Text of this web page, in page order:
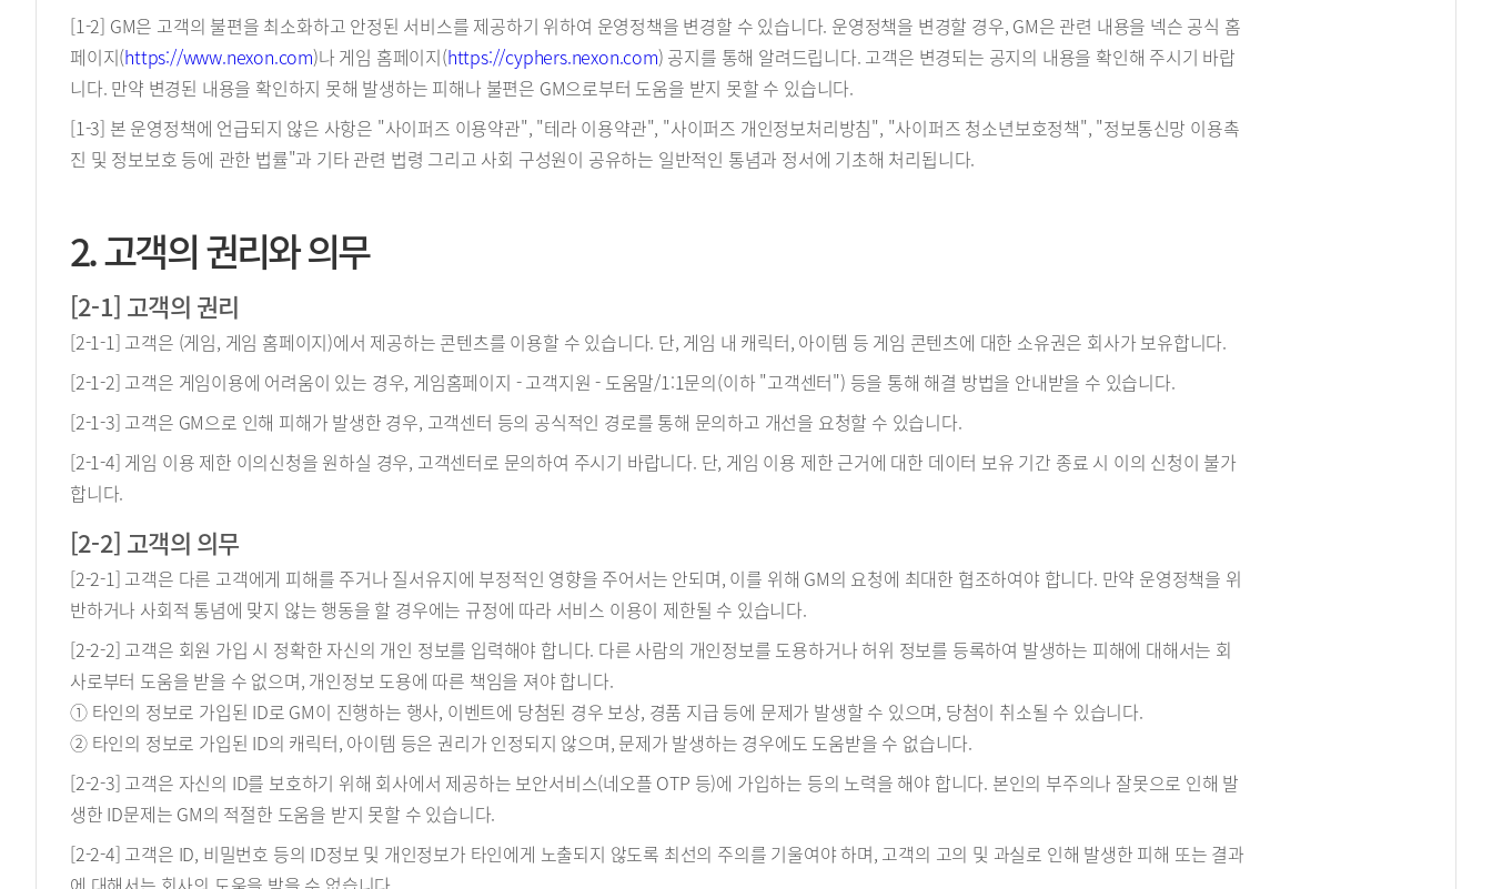
[1-2] GM은 고객의 불편을 최소화하고 안정된 서비스를 제공하기 위하여 운영정책을 변경할 수 있습니다. 운영정책을 변경할 경우, GM은 관련 내용을 넥슨 공식 홈
페이지(https://www.nexon.com)나 게임 홈페이지(https://cyphers.nexon.com) 공지를 통해 알려드립니다. 고객은 변경되는 공지의 내용을 확인해 주시기 바랍
니다. 만약 변경된 내용을 확인하지 못해 발생하는 피해나 불편은 GM으로부터 도움을 받지 못할 수 있습니다.
[1-3] 본 운영정책에 언급되지 않은 사항은 "사이퍼즈 이용약관", "테라 이용약관", "사이퍼즈 개인정보처리방침", "사이퍼즈 청소년보호정책", "정보통신망 이용촉
진 및 정보보호 등에 관한 법률"과 기타 관련 법령 그리고 사회 구성원이 공유하는 일반적인 통념과 정서에 기초해 처리됩니다.
2. 고객의 권리와 의무
[2-1] 고객의 권리
[2-1-1] 고객은 (게임, 게임 홈페이지)에서 제공하는 콘텐츠를 이용할 수 있습니다. 단, 게임 내 캐릭터, 아이템 등 게임 콘텐츠에 대한 소유권은 회사가 보유합니다.
[2-1-2] 고객은 게임이용에 어려움이 있는 경우, 게임홈페이지 - 고객지원 - 도움말/1:1문의(이하 "고객센터") 등을 통해 해결 방법을 안내받을 수 있습니다.
[2-1-3] 고객은 GM으로 인해 피해가 발생한 경우, 고객센터 등의 공식적인 경로를 통해 문의하고 개선을 요청할 수 있습니다.
[2-1-4] 게임 이용 제한 이의신청을 원하실 경우, 고객센터로 문의하여 주시기 바랍니다. 단, 게임 이용 제한 근거에 대한 데이터 보유 기간 종료 시 이의 신청이 불가
합니다.
[2-2] 고객의 의무
[2-2-1] 고객은 다른 고객에게 피해를 주거나 질서유지에 부정적인 영향을 주어서는 안되며, 이를 위해 GM의 요청에 최대한 협조하여야 합니다. 만약 운영정책을 위
반하거나 사회적 통념에 맞지 않는 행동을 할 경우에는 규정에 따라 서비스 이용이 제한될 수 있습니다.
[2-2-2] 고객은 회원 가입 시 정확한 자신의 개인 정보를 입력해야 합니다. 다른 사람의 개인정보를 도용하거나 허위 정보를 등록하여 발생하는 피해에 대해서는 회
사로부터 도움을 받을 수 없으며, 개인정보 도용에 따른 책임을 져야 합니다.
① 타인의 정보로 가입된 ID로 GM이 진행하는 행사, 이벤트에 당첨된 경우 보상, 경품 지급 등에 문제가 발생할 수 있으며, 당첨이 취소될 수 있습니다.
② 타인의 정보로 가입된 ID의 캐릭터, 아이템 등은 권리가 인정되지 않으며, 문제가 발생하는 경우에도 도움받을 수 없습니다.
[2-2-3] 고객은 자신의 ID를 보호하기 위해 회사에서 제공하는 보안서비스(네오플 OTP 등)에 가입하는 등의 노력을 해야 합니다. 본인의 부주의나 잘못으로 인해 발
생한 ID문제는 GM의 적절한 도움을 받지 못할 수 있습니다.
[2-2-4] 고객은 ID, 비밀번호 등의 ID정보 및 개인정보가 타인에게 노출되지 않도록 최선의 주의를 기울여야 하며, 고객의 고의 및 과실로 인해 발생한 피해 또는 결과